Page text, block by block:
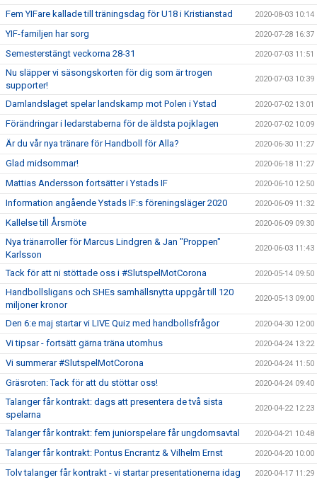
Fem YIFare kallade till träningsdag för U18 i Kristianstad 2020-08-03 10:14
YIF-familjen har sorg 2020-07-28 16:37
Semesterstängt veckorna 28-31 2020-07-03 11:51
Nu släpper vi säsongskorten för dig som är trogen
supporter!
2020-07-03 10:39
Damlandslaget spelar landskamp mot Polen i Ystad 2020-07-02 13:01
Förändringar i ledarstaberna för de äldsta pojklagen 2020-07-02 10:09
Är du vår nya tränare för Handboll för Alla? 2020-06-30 11:27
Glad midsommar! 2020-06-18 11:27
Mattias Andersson fortsätter i Ystads IF 2020-06-10 12:50
Information angående Ystads IF:s föreningsläger 2020 2020-06-09 11:32
Kallelse till Årsmöte 2020-06-09 09:30
Nya tränarroller för Marcus Lindgren & Jan "Proppen"
Karlsson
2020-06-03 11:43
Tack för att ni stöttade oss i #SlutspelMotCorona 2020-05-14 09:50
Handbollsligans och SHEs samhällsnytta uppgår till 120
miljoner kronor
2020-05-13 09:00
Den 6:e maj startar vi LIVE Quiz med handbollsfrågor 2020-04-30 12:00
Vi tipsar - fortsätt gärna träna utomhus 2020-04-24 13:22
Vi summerar #SlutspelMotCorona 2020-04-24 11:50
Gräsroten: Tack för att du stöttar oss! 2020-04-24 09:40
Talanger får kontrakt: dags att presentera de två sista
spelarna
2020-04-22 12:23
Talanger får kontrakt: fem juniorspelare får ungdomsavtal 2020-04-21 10:48
Talanger får kontrakt: Pontus Encrantz & Vilhelm Ernst 2020-04-20 10:00
Tolv talanger får kontrakt - vi startar presentationerna idag 2020-04-17 11:29